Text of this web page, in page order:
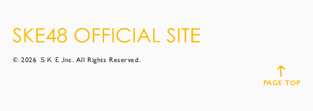
© 2026 ＳＫＥ,Inc. All Rights Reserved.
PAGE TOP